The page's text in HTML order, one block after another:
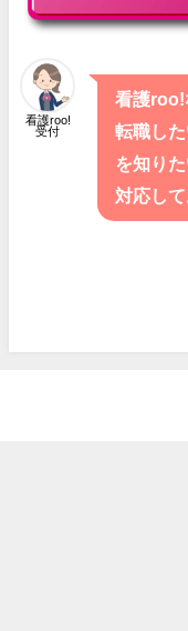
看護roo!
受付
看護roo!
転職し
を知り
対応して